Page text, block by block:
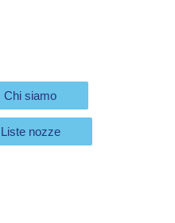
Chi siamo
Liste nozze